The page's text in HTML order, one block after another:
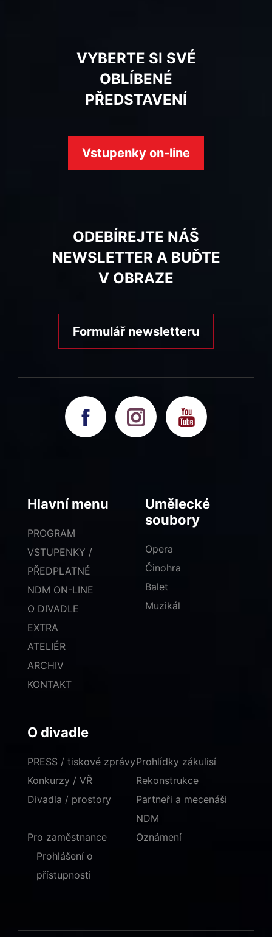
VYBERTE SI SVÉ
OBLÍBENÉ
PŘEDSTAVENÍ
Vstupenky on-line
ODEBÍREJTE NÁŠ
NEWSLETTER A BUĎTE
V OBRAZE
Formulář newsletteru
Hlavní menu
PROGRAM
VSTUPENKY /
PŘEDPLATNÉ
NDM ON-LINE
O DIVADLE
EXTRA
ATELIÉR
ARCHIV
KONTAKT
Umělecké
soubory
Opera
Činohra
Balet
Muzikál
O divadle
PRESS / tiskové zprávy
Konkurzy / VŘ
Divadla / prostory
Prohlídky zákulisí
Rekonstrukce
Partneři a mecenáši
NDM
Pro zaměstnance
Oznámení
Prohlášení o
přístupnosti